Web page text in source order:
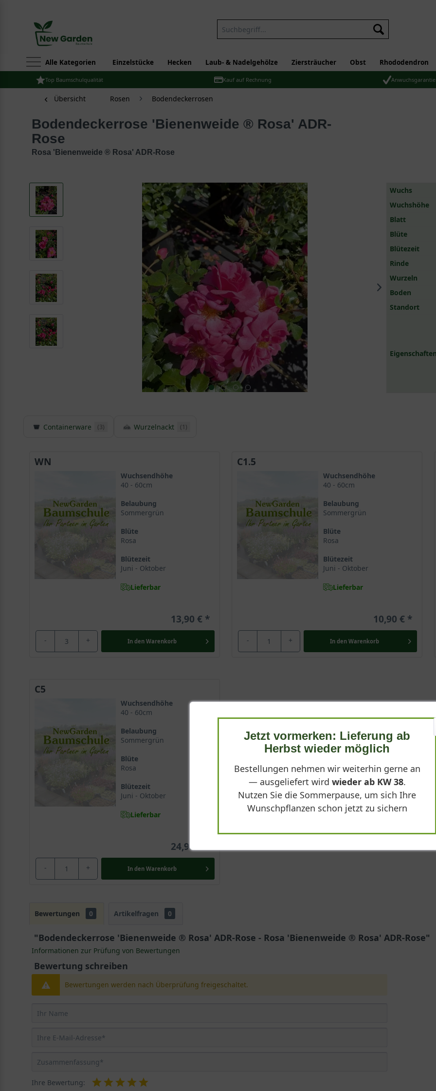
Alle Kategorien Einzelstücke Hecken Laub- & Nadelgehölze Ziersträucher Obst Rhododendron
Top Baumschulqualität Kauf auf Rechnung Anwuchsgarantie
Übersicht Rosen Bodendeckerrosen
Bodendeckerrose 'Bienenweide ® Rosa' ADR-
Rose
Rosa 'Bienenweide ® Rosa' ADR-Rose
Wuchs
Wuchshöhe
Blatt
Blüte
Blütezeit
Rinde
Wurzeln
Boden
Standort
Containerware (3) Wurzelnackt (1)
WN
Wuchsendhöhe
40 - 60cm
Belaubung
Sommergrün
Blüte
Rosa
Blütezeit
Juni - Oktober
Lieferbar
13,90 €
- + In den Warenkorb
C1.5
Wuchsendhöhe
40 - 60cm
Belaubung
Sommergrün
Blüte
Rosa
Blütezeit
Juni - Oktober
Lieferbar
10,90 €
- + In den Warenkorb
C5
Wuchsendhöhe
40 - 60cm
Belaubung
Sommergrün
Blüte
Rosa
Blütezeit
Juni - Oktober
Lieferbar
24,90 €
- + In den Warenkorb
Bewertungen 0 Artikelfragen 0
"Bodendeckerrose 'Bienenweide ® Rosa' ADR-Rose - Rosa 'Bienenweide ® Rosa' ADR-Rose"
Informationen zur Prüfung von Bewertungen
Bewertung schreiben
Bewertungen werden nach Überprüfung freigeschaltet.
Ihre Bewertung:
Jetzt vormerken: Lieferung ab
Herbst wieder möglich
Bestellungen nehmen wir weiterhin gerne an
— ausgeliefert wird wieder ab KW 38.
Nutzen Sie die Sommerpause, um sich Ihre
Wunschpflanzen schon jetzt zu sichern